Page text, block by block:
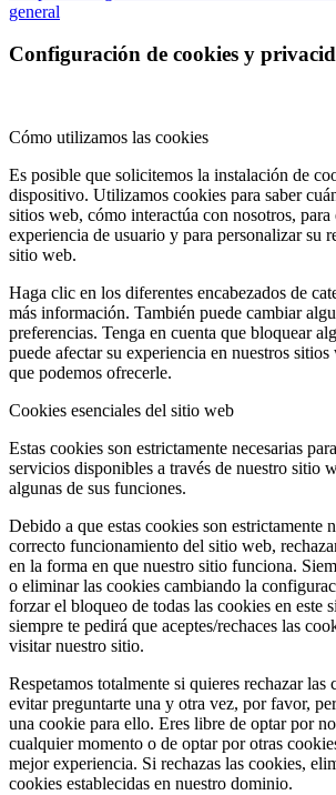
general
Configuración de cookies y
Cómo utilizamos las cookies
Es posible que solicitemos la instalación de
dispositivo. Utilizamos cookies para saber
sitios web, cómo interactúa con nosotros, para
experiencia de usuario y para personalizar su
sitio web.
Haga clic en los diferentes encabezados de
más información. También puede cambiar
preferencias. Tenga en cuenta que bloquear
puede afectar su experiencia en nuestros
que podemos ofrecerle.
Cookies esenciales del sitio web
Estas cookies son estrictamente necesarias
servicios disponibles a través de nuestro sitio
algunas de sus funciones.
Debido a que estas cookies son estrictamente
correcto funcionamiento del sitio web,
en la forma en que nuestro sitio funciona.
o eliminar las cookies cambiando la
forzar el bloqueo de todas las cookies en este
siempre te pedirá que aceptes/rechaces las
visitar nuestro sitio.
Respetamos totalmente si quieres rechazar las
evitar preguntarte una y otra vez, por favor,
una cookie para ello. Eres libre de optar por
cualquier momento o de optar por otras
mejor experiencia. Si rechazas las cookies,
cookies establecidas en nuestro dominio.